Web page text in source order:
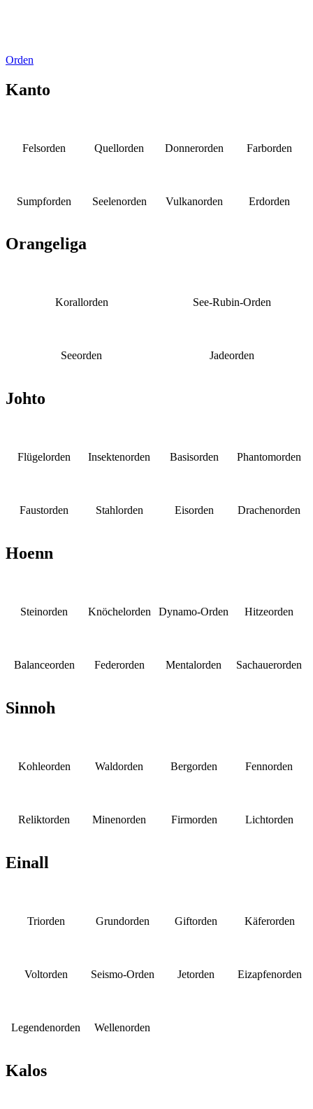
Orden
Kanto
Felsorden Quellorden Donnerorden Farborden
Sumpforden Seelenorden Vulkanorden Erdorden
Orangeliga
Korallorden See-Rubin-Orden
Seeorden Jadeorden
Johto
Flügelorden Insektenorden Basisorden Phantomorden
Faustorden Stahlorden Eisorden Drachenorden
Hoenn
Steinorden Knöchelorden Dynamo-Orden Hitzeorden
Balanceorden Federorden Mentalorden Sachauerorden
Sinnoh
Kohleorden Waldorden Bergorden Fennorden
Reliktorden Minenorden Firmorden Lichtorden
Einall
Triorden Grundorden Giftorden Käferorden
Voltorden Seismo-Orden Jetorden Eizapfenorden
Legendenorden Wellenorden
Kalos